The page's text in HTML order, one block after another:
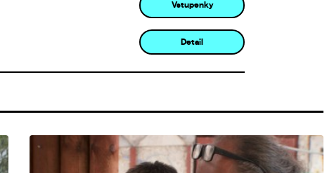
Vstupenky
Detail